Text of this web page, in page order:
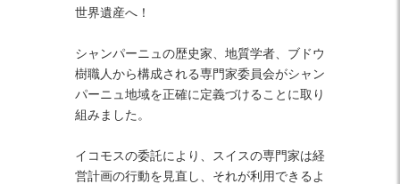
世界遺産へ！
シャンパーニュの歴史家、地質学者、ブドウ
樹職人から構成される専門家委員会がシャン
パーニュ地域を正確に定義づけることに取り
組みました。
イコモスの委託により、スイスの専門家は経
営計画の行動を見直し、それが利用できるよ